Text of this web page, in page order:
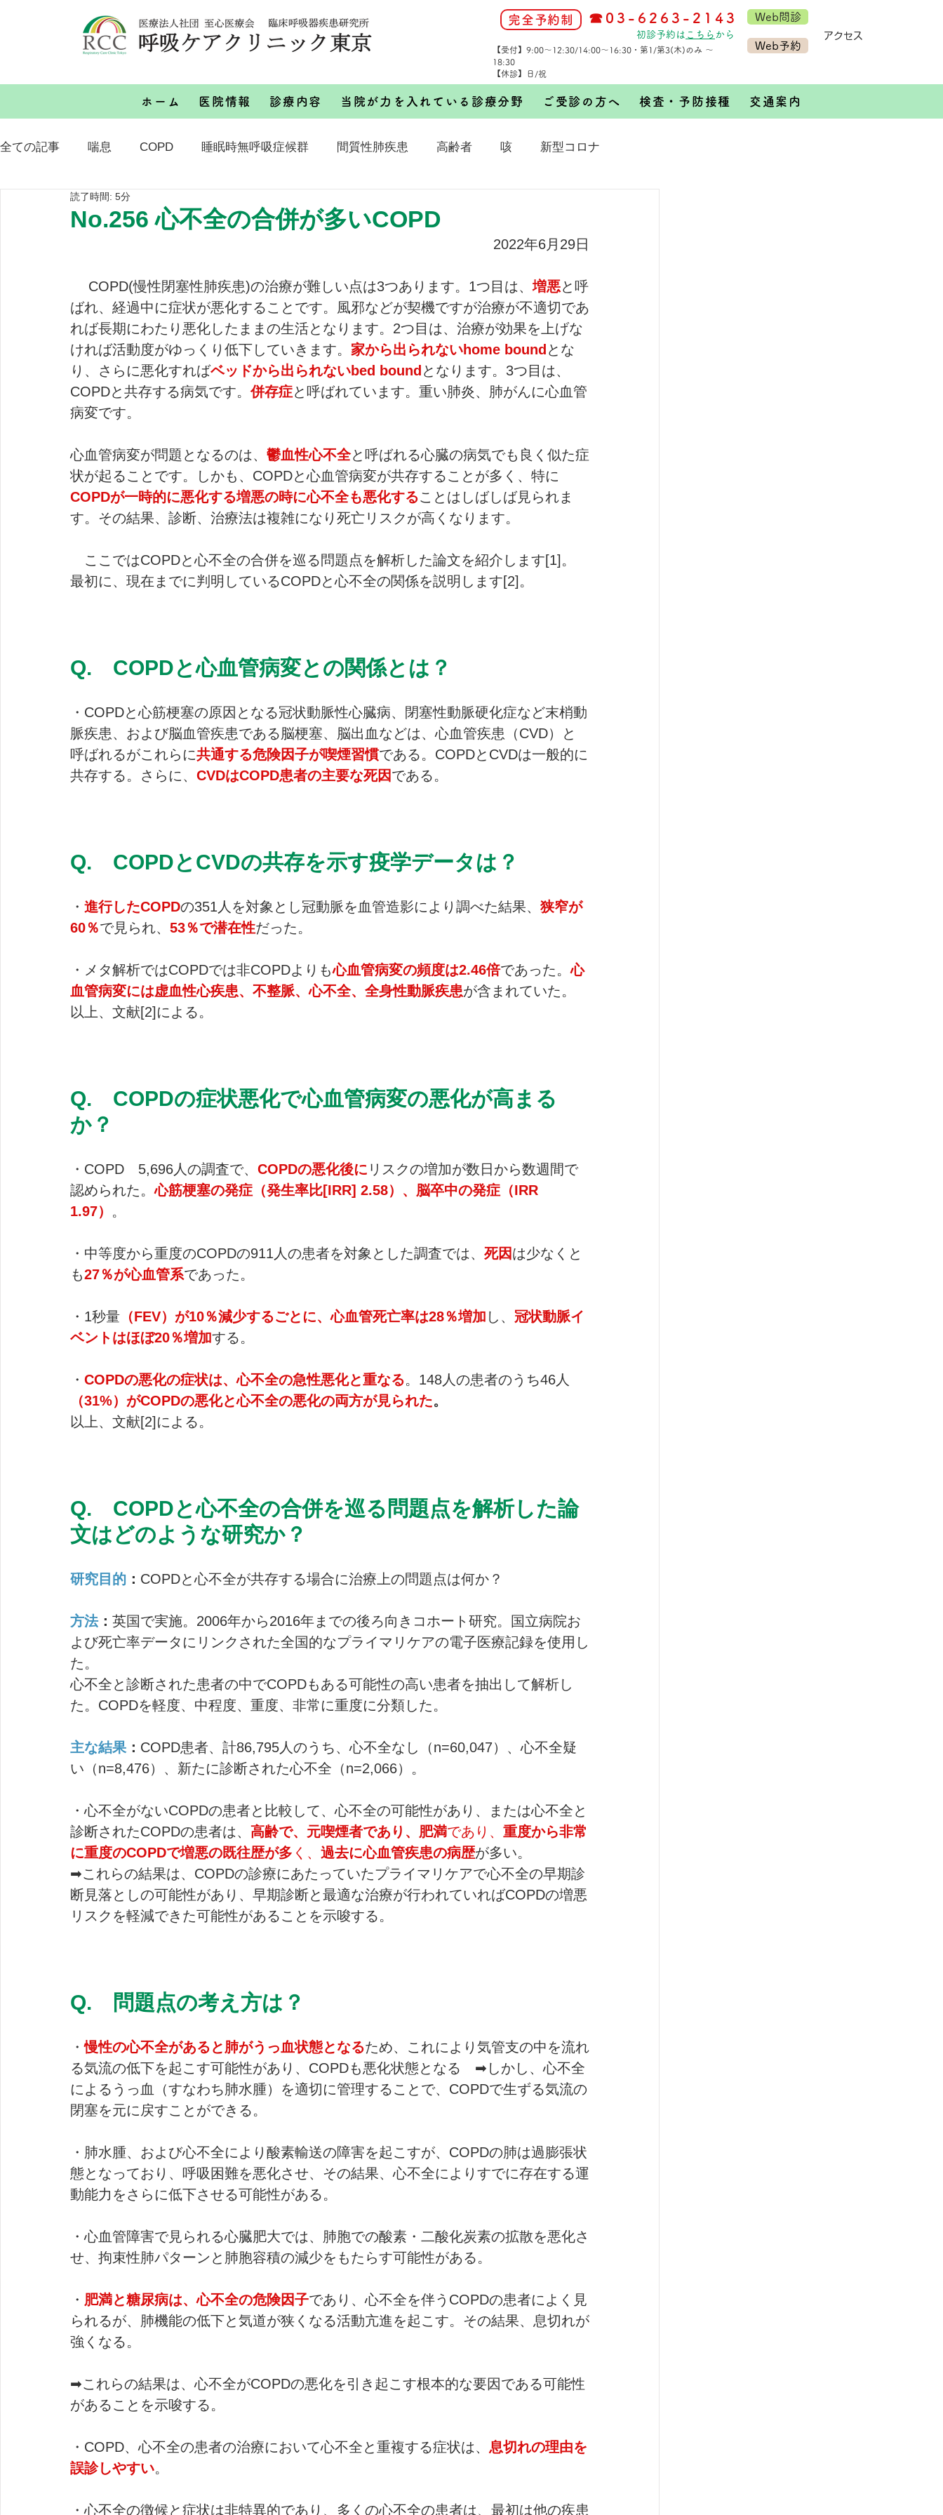
完全予約制 ☎03-6263-2143
初診予約は こちら から
【受付】9:00～12:30/14:00～16:30・第1/第3(木)のみ ～
18:30
【休診】日/祝
Web問診
Web予約
​アクセス
ホーム 医院情報 診療内容 当院が力を入れている診療分野 ご受診の方へ 検査・予防接種 交通案内
全ての記事 喘息 COPD 睡眠時無呼吸症候群 間質性肺疾患 高齢者 咳 新型コロナ
No.256 心不全の合併が多いCOPD
読了時間: 5分
2022年6月29日
COPD(慢性閉塞性肺疾患)の治療が難しい点は3つあります。1つ目は、増悪と呼
ばれ、経過中に症状が悪化することです。風邪などが契機ですが治療が不適切であ
れば長期にわたり悪化したままの生活となります。2つ目は、治療が効果を上げな
ければ活動度がゆっくり低下していきます。 家から出られないhome bound とな
り、さらに悪化すればベッドから出られないbed bound となります。3つ目は、
COPDと共存する病気です。併存症と呼ばれています。重い肺炎、肺がんに心血管
病変です。
心血管病変が問題となるのは、 鬱血性心不全と呼ばれる心臓の病気でも良く似た症
状が起ることです。しかも、COPDと心血管病変が共存することが多く、特に
COPDが一時的に悪化する増悪の時に心不全も悪化することはしばしば見られま
す。その結果、診断、治療法は複雑になり死亡リスクが高くなります。
ここではCOPDと心不全の合併を巡る問題点を解析した論文を紹介します[1]。
最初に、現在までに判明しているCOPDと心不全の関係を説明します[2]。
Q.　COPDと心血管病変との関係とは？
・COPDと心筋梗塞の原因となる冠状動脈性心臓病、閉塞性動脈硬化症など末梢動
脈疾患、および脳血管疾患である脳梗塞、脳出血などは、心血管疾患（CVD）と
呼ばれるがこれらに共通する危険因子が喫煙習慣である。COPDとCVDは一般的に
共存する。さらに、 CVDはCOPD患者の主要な死因である。
Q.　COPDとCVDの共存を示す疫学データは？
・ 進行したCOPDの351人を対象とし冠動脈を血管造影により調べた結果、 狭窄が
60％で見られ、 53％で潜在性だった。
・メタ解析ではCOPDでは非COPDよりも心血管病変の頻度は2.46倍であった。心
血管病変には虚血性心疾患、不整脈、心不全、全身性動脈疾患が含まれていた。
以上、文献[2]による。
Q.　COPDの症状悪化で心血管病変の悪化が高まる
か？
・COPD　5,696人の調査で、 COPDの悪化後に リスクの増加が数日から数週間で
認められた。心筋梗塞の発症（発生率比[IRR] 2.58）、脳卒中の発症（IRR
1.97） 。
・中等度から重度のCOPDの911人の患者を対象とした調査では、 死因は少なくと
も27％が心血管系であった。
・1秒量 （FEV）が10％減少するごとに、心血管死亡率は28％増加 し、 冠状動脈イ
ベントはほぼ20％増加する。
・ COPDの悪化の症状は、心不全の急性悪化と重なる。148人の患者のうち46人
（31%）がCOPDの悪化と心不全の悪化の両方が見られた。
以上、文献[2]による。
Q.　COPDと心不全の合併を巡る問題点を解析した論
文はどのような研究か？
研究目的 ： COPDと心不全が共存する場合に治療上の問題点は何か？
方法： 英国で実施。2006年から2016年までの後ろ向きコホート研究。国立病院お
よび死亡率データにリンクされた全国的なプライマリケアの電子医療記録を使用し
た。
心不全と診断された患者の中でCOPDもある可能性の高い患者を抽出して解析し
た。COPDを軽度、中程度、重度、非常に重度に分類した。
主な結果 ： COPD患者、計86,795人のうち、心不全なし（n=60,047）、心不全疑
い（n=8,476）、新たに診断された心不全（n=2,066）。
・心不全がないCOPDの患者と比較して、心不全の可能性があり、または心不全と
診断されたCOPDの患者は、 高齢で、元喫煙者であり、肥満であり、 重度から非常
に重度のCOPDで増悪の既往歴が多 く、 過去に心血管疾患の病歴が多い。
➡これらの結果は、COPDの診療にあたっていたプライマリケアで心不全の早期診
断見落としの可能性があり、早期診断と最適な治療が行われていればCOPDの増悪
リスクを軽減できた可能性があることを示唆する。
Q.　問題点の考え方は？
・慢性の心不全があると肺がうっ血状態となるため、これにより気管支の中を流れ
る気流の低下を起こす可能性があり、COPDも悪化状態となる　➡しかし、心不全
によるうっ血（すなわち肺水腫）を適切に管理することで、COPDで生ずる気流の
閉塞を元に戻すことができる。
・肺水腫、および心不全により酸素輸送の障害を起こすが、COPDの肺は過膨張状
態となっており、呼吸困難を悪化させ、その結果、心不全によりすでに存在する運
動能力をさらに低下させる可能性がある。
・心血管障害で見られる心臓肥大では、肺胞での酸素・二酸化炭素の拡散を悪化さ
せ、拘束性肺パターンと肺胞容積の減少をもたらす可能性がある。
・ 肥満と糖尿病は、心不全の危険因子であり、心不全を伴うCOPDの患者によく見
られるが、肺機能の低下と気道が狭くなる活動亢進を起こす。その結果、息切れが
強くなる。
➡これらの結果は、心不全がCOPDの悪化を引き起こす根本的な要因である可能性
があることを示唆する。
・COPD、心不全の患者の治療において心不全と重複する症状は、 息切れの理由を
誤診しやすい。
・心不全の徴候と症状は非特異的であり、多くの心不全の患者は、最初は他の疾患